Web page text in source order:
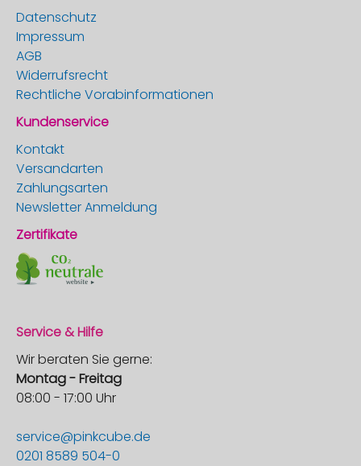
Datenschutz
Impressum
AGB
Widerrufsrecht
Rechtliche Vorabinformationen
Kundenservice
Kontakt
Versandarten
Zahlungsarten
Newsletter Anmeldung
Zertifikate
Service & Hilfe
Wir beraten Sie gerne:
Montag - Freitag
08:00 - 17:00 Uhr
service@pinkcube.de
0201 8589 504-0